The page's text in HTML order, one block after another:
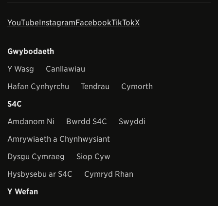
YouTubeInstagramFacebookTikTokX
Gwybodaeth
Y Wasg
Canllawiau
Hafan Cynhyrchu
Tendrau
Cymorth
S4C
Amdanom Ni
Bwrdd S4C
Swyddi
Amrywiaeth a Chynhwysiant
Dysgu Cymraeg
Siop Cyw
Hysbysebu ar S4C
Cymryd Rhan
Y Wefan